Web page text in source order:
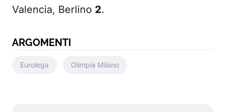
Valencia, Berlino 2.
ARGOMENTI
Eurolega Olimpia Milano